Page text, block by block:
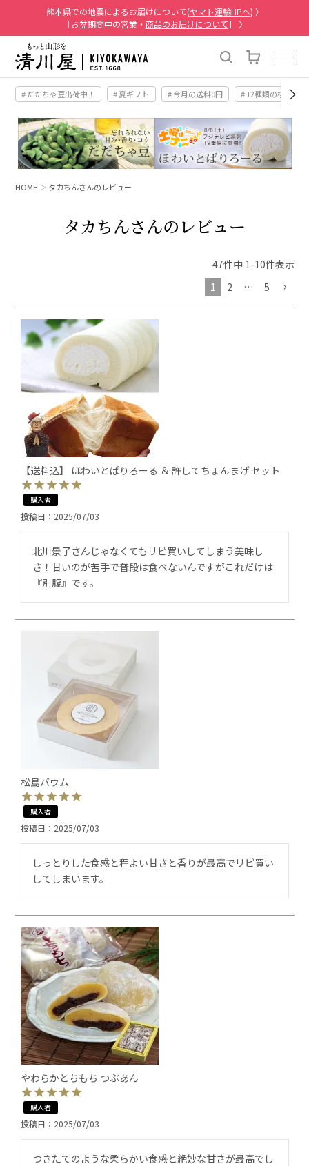
熊本県での地震によるお届けについて(ヤマト運輸HPへ) 〉
［お盆期間中の営業・ 商品のお届けについて］ 〉
# だだちゃ豆出荷中！ # 夏ギフト # 今月の送料0円 # 12種類の桃
HOME タカちんさんのレビュー
タカちんさんのレビュー
47件中 1-10件表示
1
2 … 5
【送料込】 ほわいとぱりろーる ＆ 許してちょんまげ セット
購入者
投稿日 2025/07/03
北川景子さんじゃなくてもリピ買いしてしまう美味し
さ！甘いのが苦手で普段は食べないんですがこれだけは
『別腹』です。
松島バウム
購入者
投稿日 2025/07/03
しっとりした食感と程よい甘さと香りが最高でリピ買い
してしまいます。
やわらかとちもち つぶあん
購入者
投稿日 2025/07/03
つきたてのような柔らかい食感と絶妙な甘さが最高でし